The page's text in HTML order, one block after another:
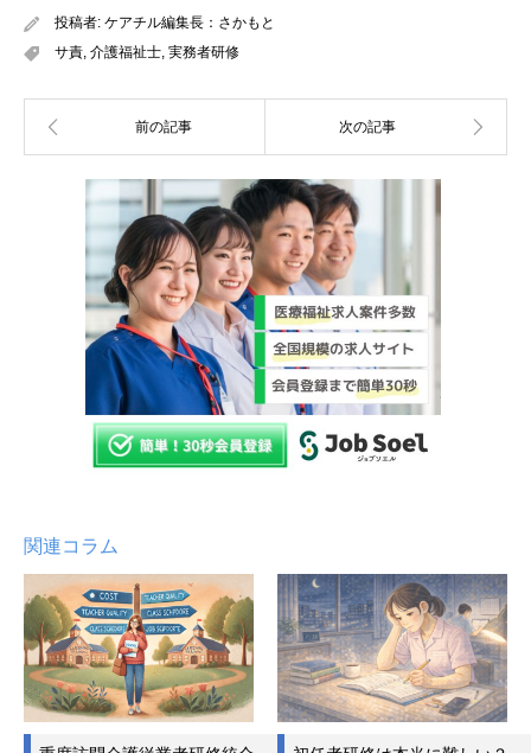
投稿者: ケアチル編集長：さかもと
サ責, 介護福祉士, 実務者研修
関連コラム